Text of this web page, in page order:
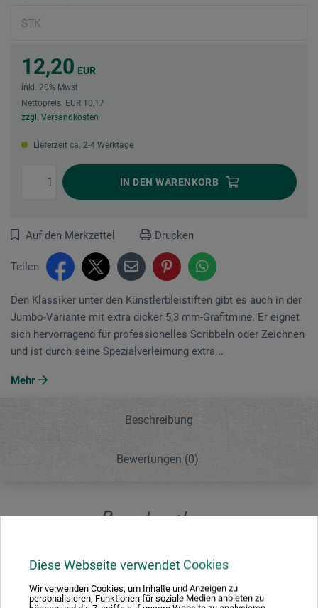
Diese Webseite verwendet Cookies
Wir verwenden Cookies, um Inhalte und Anzeigen zu
personalisieren, Funktionen für soziale Medien anbieten zu
12,20 EUR
inkl. 20% Mwst
Nettopreis: EUR 10,17
zzgl. Versandkosten
Lieferzeit ca. 2-4 Werktage
IN DEN WARENKORB
Auf den Merkzettel Drucken
Teilen
Den Klassiker unter den Künstlerbleistiften gibt es auch in der
Jumbo-Variante mit extra dicker 5,3 mm-Grafitmine. Er eignet
sich hervorragend für professionelles Scribbeln oder Zeichnen
und ist durch seine Spezialverleimung extra...
Mehr
Beschreibung
Bewertungen (0)
Beschreibung
Den Klassiker unter den Künstlerbleistiften gibt es auch in
der Jumbo-Variante mit extra dicker 5,3 mm-Grafitmine. Er
eignet sich hervorragend für professionelles Scribbeln